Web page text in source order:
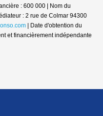
: 600 000 | Nom du
: 2 rue de Colmar 94300
| Date d'obtention du
et financièrement indépendante